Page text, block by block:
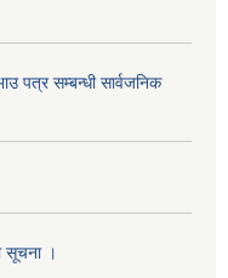
पत्र सम्बन्धी सार्वजनिक
सूचना ।